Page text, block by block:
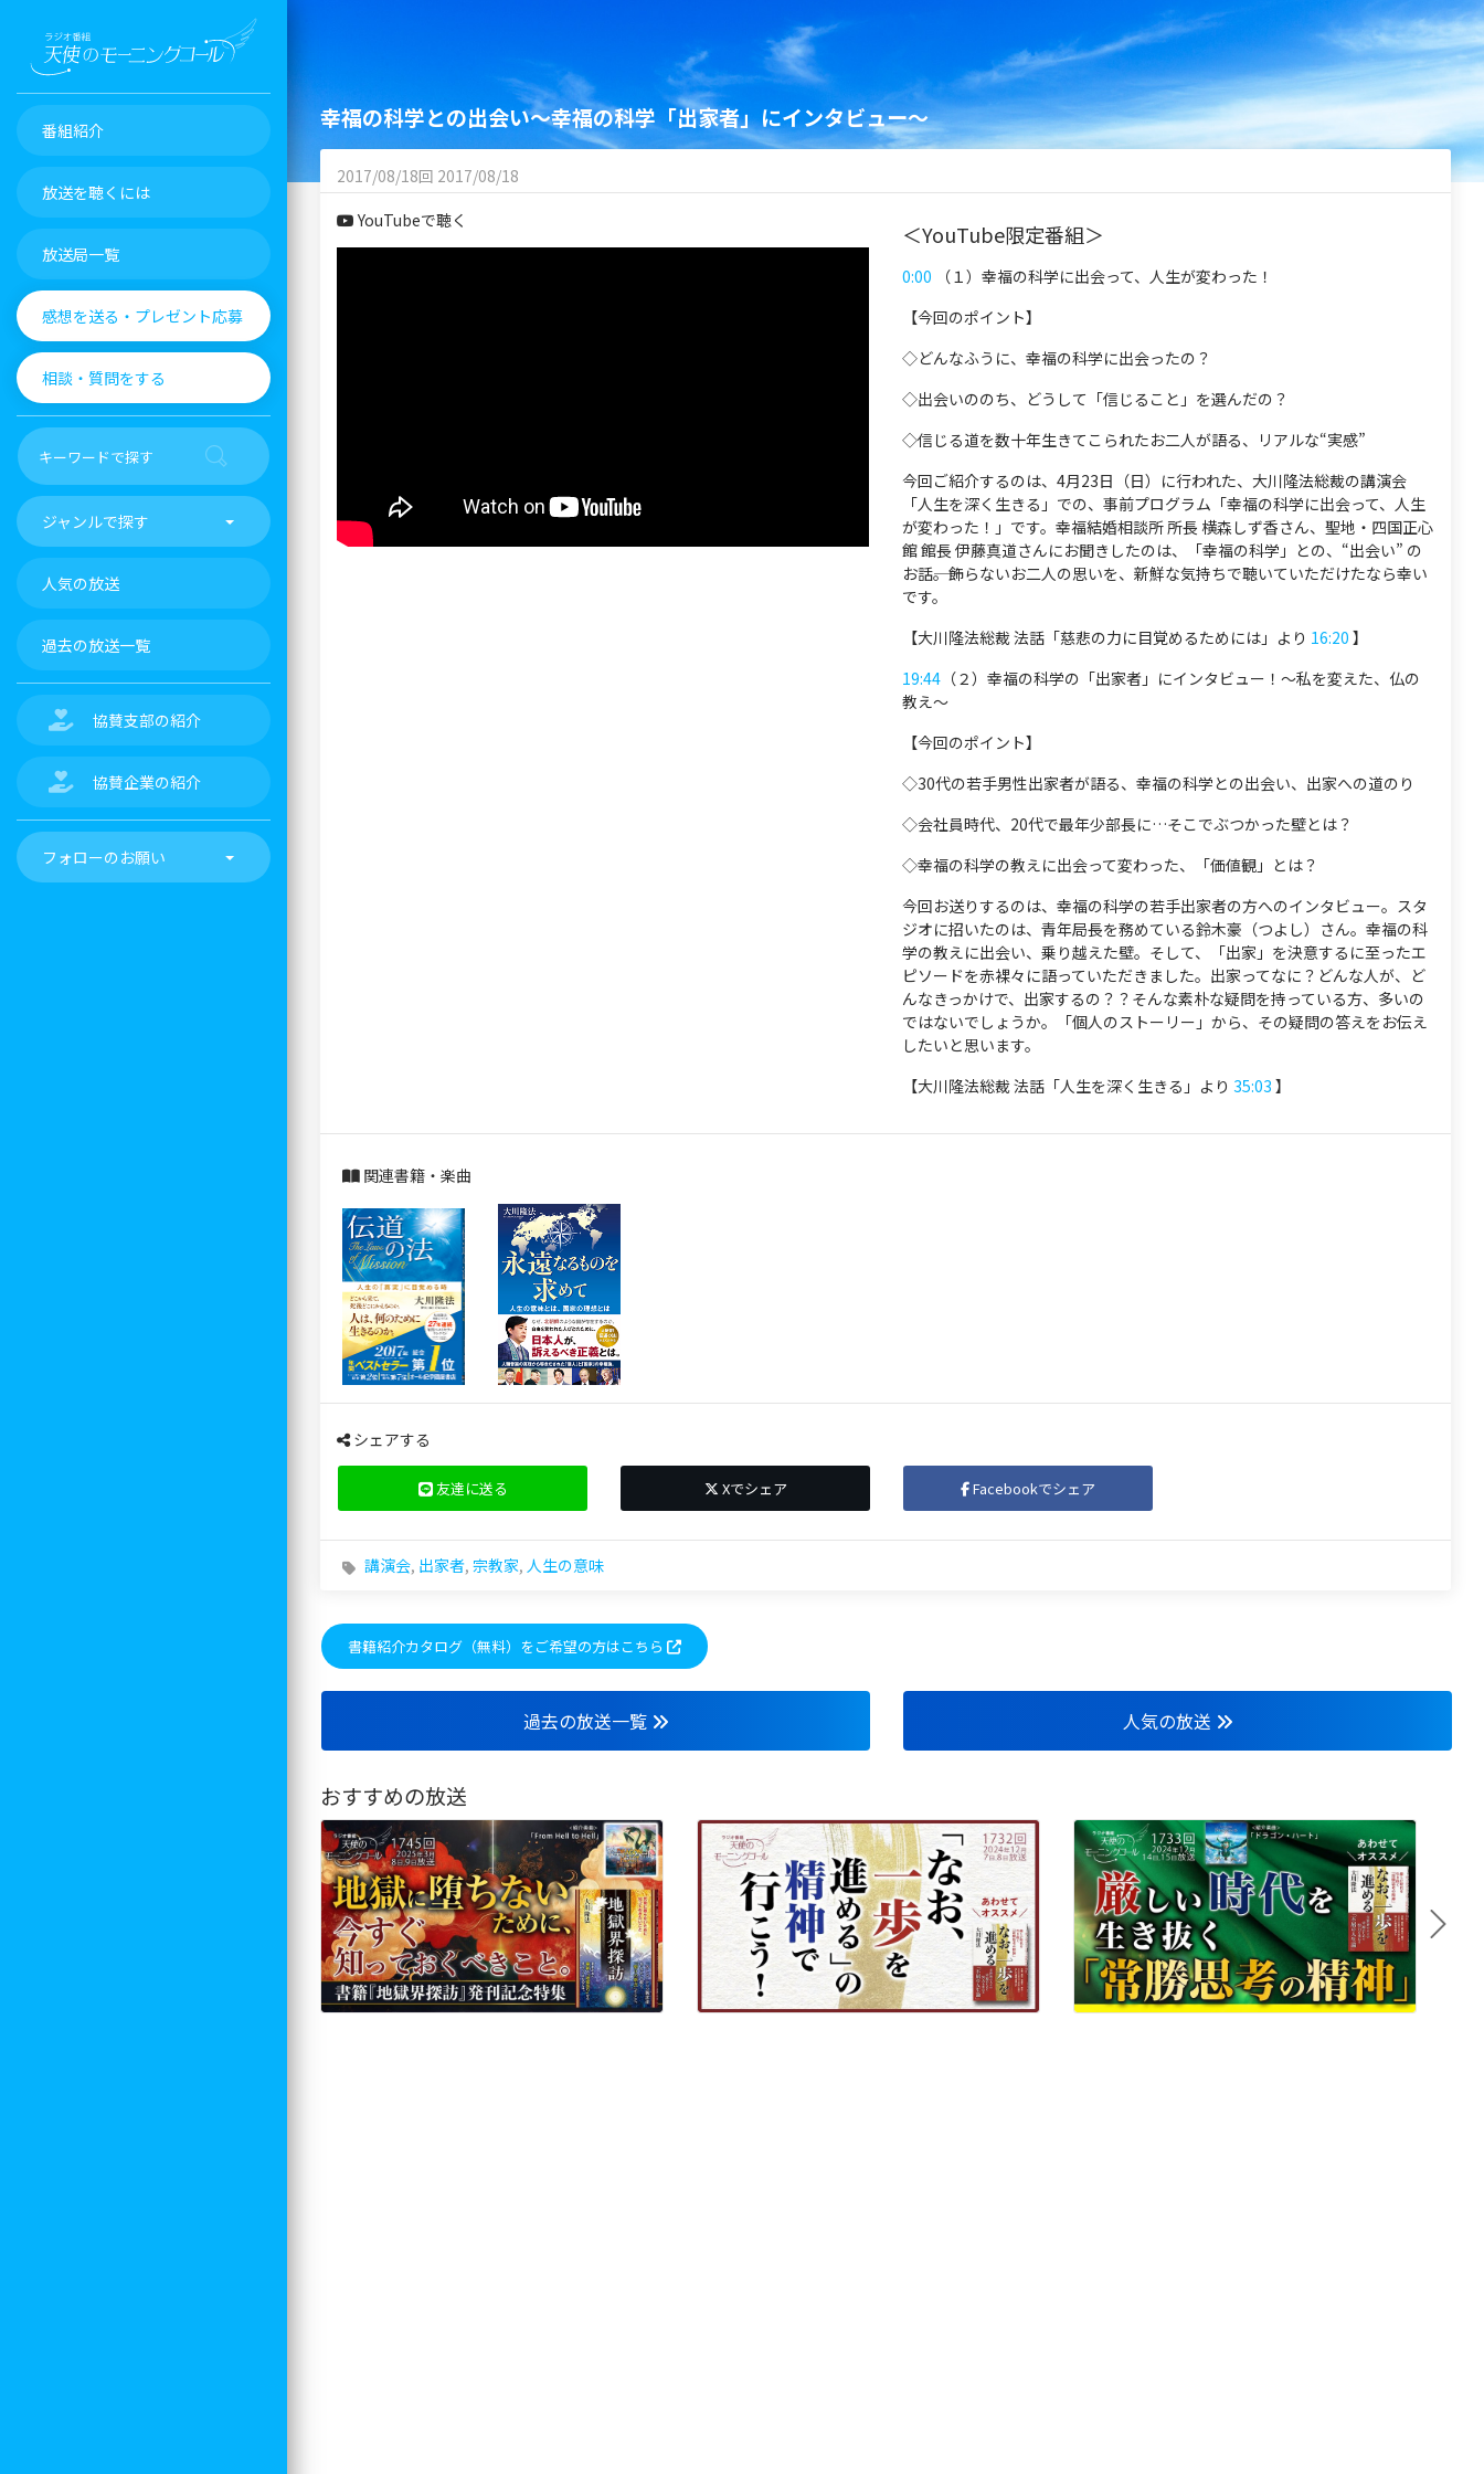
番組紹介
放送を聴くには
放送局一覧
感想を送る・プレゼント応募
相談・質問をする
ジャンルで探す
人気の放送
過去の放送一覧
協賛支部の紹介
協賛企業の紹介
フォローのお願い
幸福の科学との出会い～幸福の科学「出家者」にインタビュー～
2017/08/18回 2017/08/18
YouTubeで聴く
＜YouTube限定番組＞
0:00 （１）幸福の科学に出会って、人生が変わった！
【今回のポイント】
◇どんなふうに、幸福の科学に出会ったの？
◇出会いののち、どうして「信じること」を選んだの？
◇信じる道を数十年生きてこられたお二人が語る、リアルな“実感”
今回ご紹介するのは、4月23日（日）に行われた、大川隆法総裁の講演会
「人生を深く生きる」での、事前プログラム「幸福の科学に出会って、人生
が変わった！」です。幸福結婚相談所 所長 横森しず香さん、聖地・四国正心
館 館長 伊藤真道さんにお聞きしたのは、「幸福の科学」との、“出会い” の
お話――。飾らないお二人の思いを、新鮮な気持ちで聴いていただけたなら幸い
です。
【大川隆法総裁 法話「慈悲の力に目覚めるためには」より 16:20 】
19:44 （２）幸福の科学の「出家者」にインタビュー！～私を変えた、仏の
教え～
【今回のポイント】
◇30代の若手男性出家者が語る、幸福の科学との出会い、出家への道のり
◇会社員時代、20代で最年少部長に…そこでぶつかった壁とは？
◇幸福の科学の教えに出会って変わった、「価値観」とは？
今回お送りするのは、幸福の科学の若手出家者の方へのインタビュー。スタ
ジオに招いたのは、青年局長を務めている鈴木豪（つよし）さん。幸福の科
学の教えに出会い、乗り越えた壁。そして、「出家」を決意するに至ったエ
ピソードを赤裸々に語っていただきました。出家ってなに？どんな人が、ど
んなきっかけで、出家するの？？そんな素朴な疑問を持っている方、多いの
ではないでしょうか。「個人のストーリー」から、その疑問の答えをお伝え
したいと思います。
【大川隆法総裁 法話「人生を深く生きる」より 35:03 】
関連書籍・楽曲
シェアする
友達に送る Xでシェア Facebookでシェア
講演会, 出家者, 宗教家, 人生の意味
書籍紹介カタログ（無料）をご希望の方はこちら
過去の放送一覧 人気の放送
おすすめの放送